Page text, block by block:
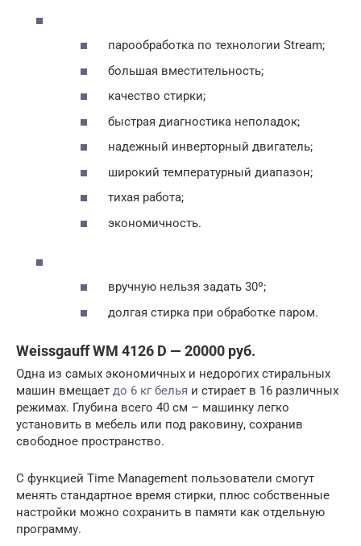
парообработка по технологии Stream;
большая вместительность;
качество стирки;
быстрая диагностика неполадок;
надежный инверторный двигатель;
широкий температурный диапазон;
тихая работа;
экономичность.
вручную нельзя задать 30º;
долгая стирка при обработке паром.
Weissgauff WM 4126 D — 20000 руб.
Одна из самых экономичных и недорогих стиральных
машин вмещает до 6 кг белья и стирает в 16 различных
режимах. Глубина всего 40 см – машинку легко
установить в мебель или под раковину, сохранив
свободное пространство.
С функцией Time Management пользователи смогут
менять стандартное время стирки, плюс собственные
настройки можно сохранить в памяти как отдельную
программу.